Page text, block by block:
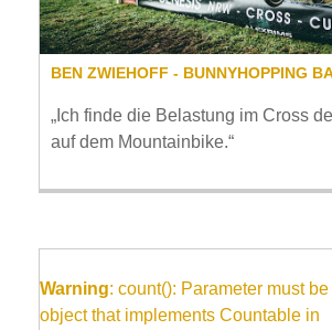
BEN ZWIEHOFF - BUNNYHOPPING
„Ich finde die Belastung im Cross
auf dem Mountainbike.“
Warning: count(): Parameter must
object that implements Countable in